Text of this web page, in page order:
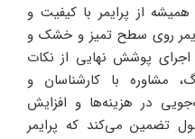
از پرایمر با کیفیت و
روی سطح تمیز و خشک و
پوشش نهایی از نکات
مشاوره با کارشناسان و
در هزینه‌ها و افزایش
تضمین می‌کند که پرایمر